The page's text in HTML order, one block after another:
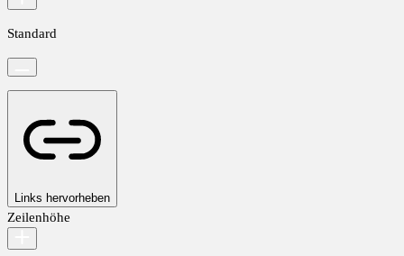
Standard
Links hervorheben
Zeilenhöhe